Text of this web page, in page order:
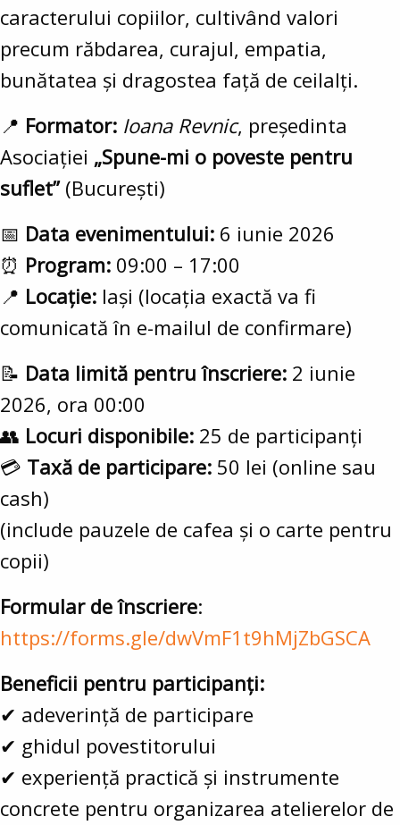
caracterului copiilor, cultivând valori
precum răbdarea, curajul, empatia,
bunătatea și dragostea față de ceilalți.
📍 Formator: Ioana Revnic, președinta
Asociației „Spune-mi o poveste pentru
suflet”(București)
📅 Data evenimentului: 6 iunie 2026
⏰ Program: 09:00 – 17:00
📍 Locație: Iași (locația exactă va fi
comunicată în e-mailul de confirmare)
📝 Data limită pentru înscriere: 2 iunie
2026, ora 00:00
👥 Locuri disponibile: 25 de participanți
💳 Taxă de participare: 50 lei (online sau
cash)
(include pauzele de cafea și o carte pentru
copii)
Formular de înscriere:
https://forms.gle/dwVmF1t9hMjZbGSCA
Beneficii pentru participanți:
✔ adeverință de participare
✔ ghidul povestitorului
✔ experiență practică și instrumente
concrete pentru organizarea atelierelor de